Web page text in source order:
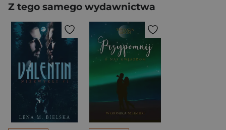
Z tego samego wydawnictwa